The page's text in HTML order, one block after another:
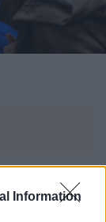
Information
az